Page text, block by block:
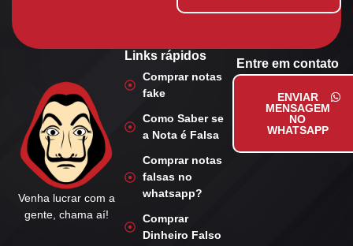
Venha lucrar com a
gente, chama aí!
Links rápidos
Comprar notas
fake
Como Saber se
a Nota é Falsa
Comprar notas
falsas no
whatsapp?
Comprar
Dinheiro Falso
Entre em contato
ENVIAR
MENSAGEM
NO
WHATSAPP